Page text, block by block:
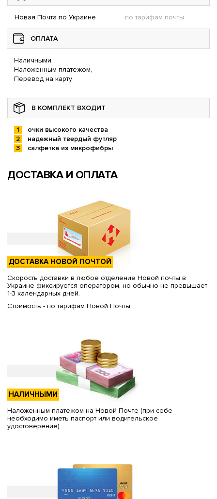
Новая Почта по Украине по тарифам почты
ОПЛАТА
Наличными,
Наложенным платежом,
Перевод на карту
В КОМПЛЕКТ ВХОДИТ
очки высокого качества
надежный твердый футляр
салфетка из микрофибры
ДОСТАВКА И ОПЛАТА
ДОСТАВКА НОВОЙ ПОЧТОЙ
Скорость доставки в любое отделение Новой почты в
Украине фиксируется оператором, но обычно не превышает
1-3 календарных дней.
Стоимость - по тарифам Новой Почты.
НАЛИЧНЫМИ
Наложенным платежом на Новой Почте (при себе
необходимо иметь паспорт или водительское
удостоверение)